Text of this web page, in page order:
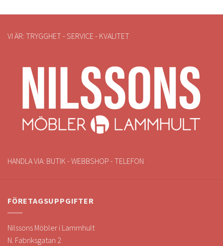
VI ÄR: TRYGGHET - SERVICE - KVALITET
HANDLA VIA: BUTIK - WEBBSHOP - TELEFON
FÖRETAGSUPPGIFTER
Nilssons Möbler i Lammhult
N. Fabriksgatan 2